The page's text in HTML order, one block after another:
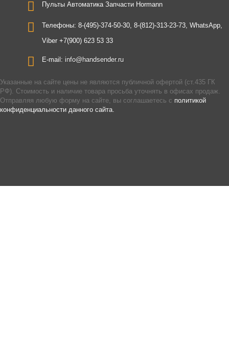
Пульты Автоматика Запчасти Hormann
Телефоны: 8-(495)-374-50-30, 8-(812)-313-23-73, WhatsApp,
Viber +7(900) 623 53 33
E-mail: info@handsender.ru
Указанные на сайте цены не являются публичной офертой (ст.435 ГК
РФ). Стоимость и наличие товара просьба уточнять в офисах продаж.
Отправляя любую форму на сайте, вы соглашаетесь с политикой
конфиденциальности данного сайта.